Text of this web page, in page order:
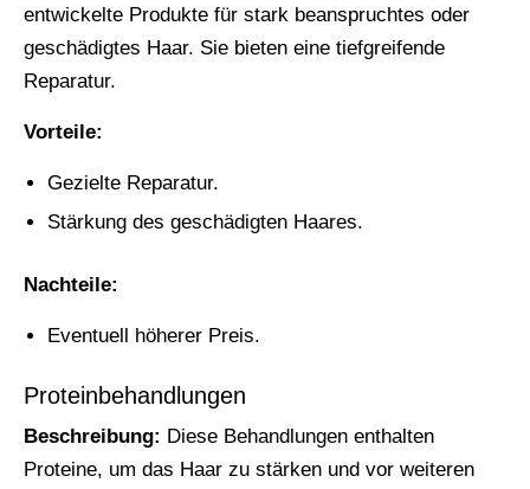
entwickelte Produkte für stark beanspruchtes oder
geschädigtes Haar. Sie bieten eine tiefgreifende
Reparatur.
Vorteile:
Gezielte Reparatur.
Stärkung des geschädigten Haares.
Nachteile:
Eventuell höherer Preis.
Proteinbehandlungen
Beschreibung: Diese Behandlungen enthalten
Proteine, um das Haar zu stärken und vor weiteren